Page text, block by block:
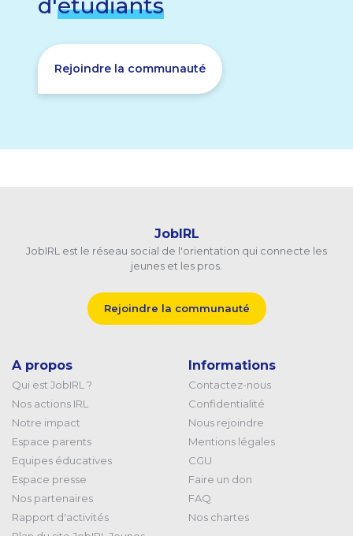
Rejoindre la communauté
JobIRL
JobIRL est le réseau social de l'orientation qui connecte les
jeunes et les pros.
Rejoindre la communauté
A propos
Qui est JobIRL ?
Nos actions IRL
Notre impact
Espace parents
Equipes éducatives
Espace presse
Nos partenaires
Rapport d'activités
Informations
Contactez-nous
Confidentialité
Nous rejoindre
Mentions légales
CGU
Faire un don
FAQ
Nos chartes